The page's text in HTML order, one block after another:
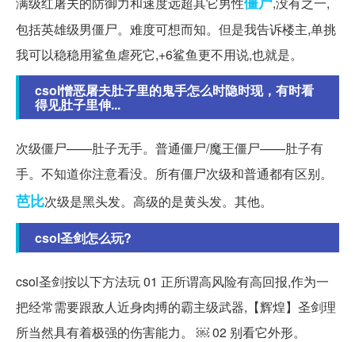
包括英雄级男僵尸。难度可想而知。但是我告诉楼主,单挑
我可以稳稳用鲨鱼虐死它,+6鲨鱼更不用说,也就是。
csol憎恶屠夫肚子里的鬼手怎么时隐时现，有时看
得见肚子里伸...
次级僵尸——肚子无手。普通僵尸/魔王僵尸——肚子有
手。不知道你注意看没。所有僵尸次级和普通都有区别。
芭比次级是黑头发。高级的是黄头发。其他。
csol圣剑怎么玩?
csol圣剑按以下方法玩 01 正所谓高风险有高回报,作为一
把经常需要跟敌人近身肉搏的霸主级武器,【辉煌】圣剑理
所当然具有着极强的伤害能力。 ￼ 02 别看它外形。